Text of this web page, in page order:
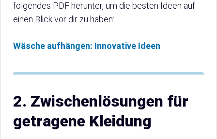
folgendes PDF herunter, um die besten Ideen auf
einen Blick vor dir zu haben:
Wäsche aufhängen: Innovative Ideen
2. Zwischenlösungen für
getragene Kleidung